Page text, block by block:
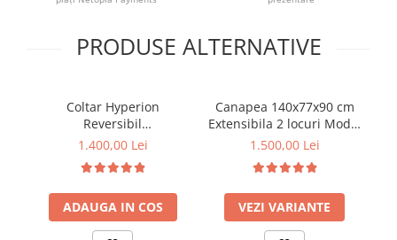
PRODUSE ALTERNATIVE
Coltar Hyperion
Reversibil
Stânga/Dreapta
(cod AF 2433-17)
1.400,00 Lei
ADAUGA IN COS
Canapea 140x77x90 cm
Extensibila 2 locuri Model
One Tapiterie Catifea
1.500,00 Lei
VEZI VARIANTE